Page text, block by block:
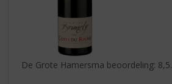
De Grote Hamersma beoordeling: 8,5.